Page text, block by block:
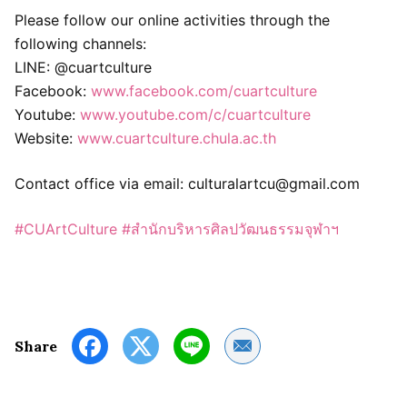
Please follow our online activities through the
following channels:
LINE: @cuartculture
Facebook: www.facebook.com/cuartculture
Youtube: www.youtube.com/c/cuartculture
Website: www.cuartculture.chula.ac.th
Contact office via email: culturalartcu@gmail.com
#CUArtCulture #สำนักบริหารศิลปวัฒนธรรมจุฬาฯ
Share Share by Email